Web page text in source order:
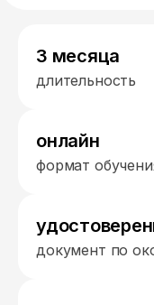
3 месяца
длительность
онлайн
формат
документ по